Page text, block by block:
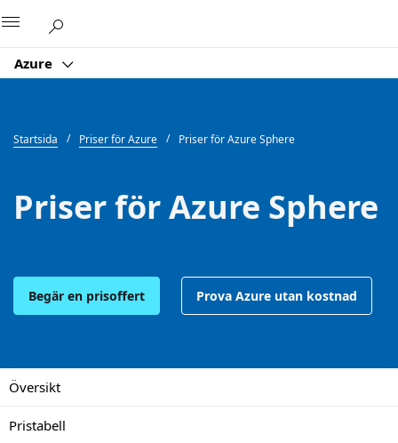
Azure
Startsida Priser för Azure Priser för Azure Sphere
Priser för Azure Sphere
Begär en prisoffert Prova Azure utan kostnad
Översikt
Pristabell